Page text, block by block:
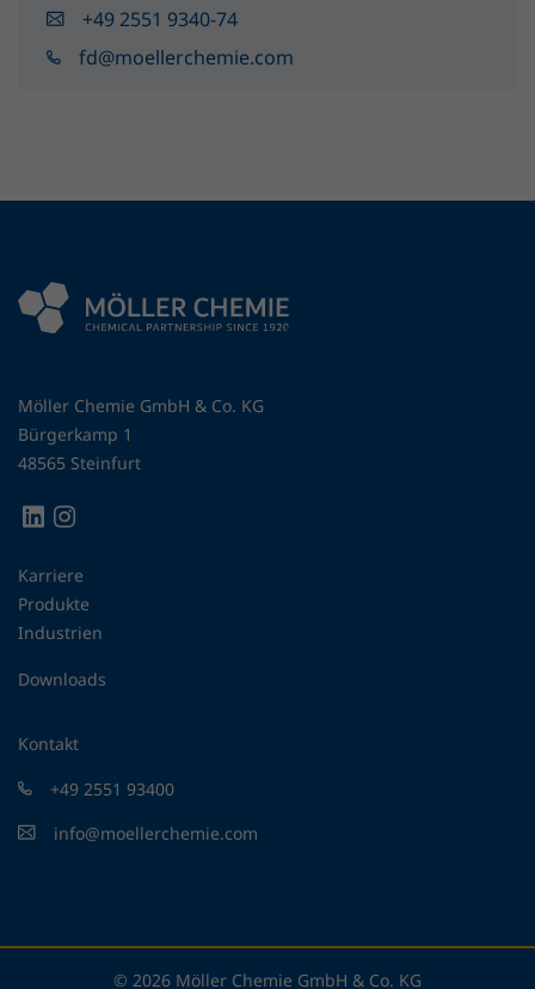
+49 2551 9340-74
fd@moellerchemie.com
Möller Chemie GmbH & Co. KG
Bürgerkamp 1
48565 Steinfurt
Karriere
Produkte
Industrien
Downloads
Kontakt
+49 2551 93400
info@moellerchemie.com
© 2026 Möller Chemie GmbH & Co. KG